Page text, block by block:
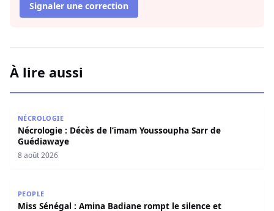
Signaler une correction
À lire aussi
NÉCROLOGIE
Nécrologie : Décès de l’imam Youssoupha Sarr de
Guédiawaye
8 août 2026
PEOPLE
Miss Sénégal : Amina Badiane rompt le silence et